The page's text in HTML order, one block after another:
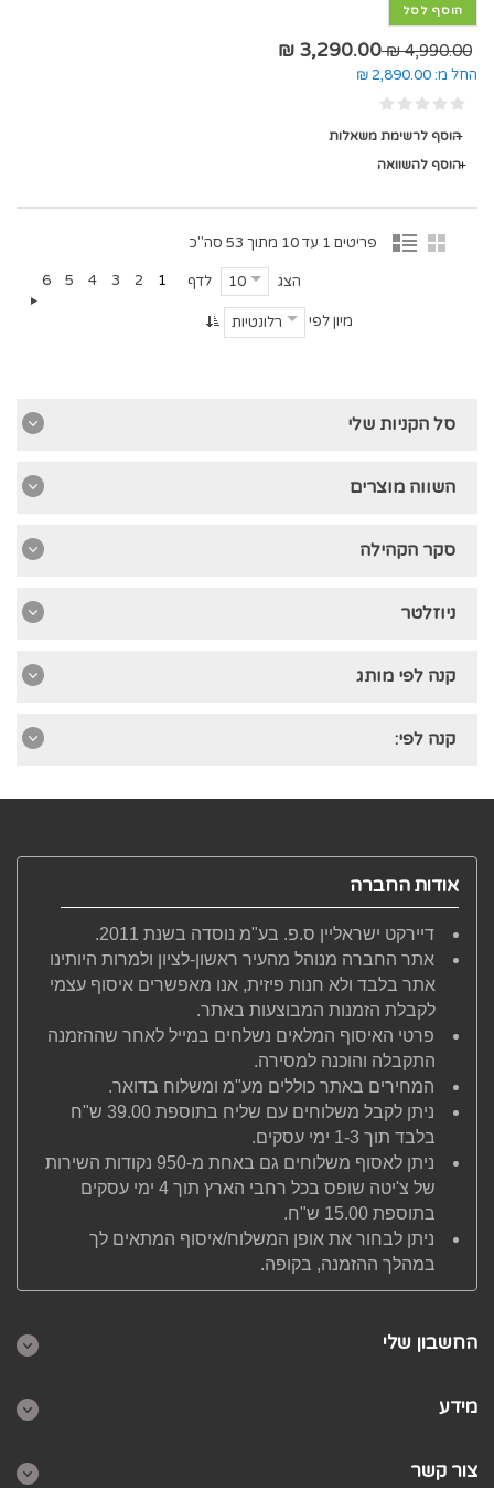
הוסף לסל
4,990.00 ₪
3,290.00 ₪
החל מ: 2,890.00 ₪
הוסף לרשימת משאלות
הוסף להשוואה
פריטים 1 עד 10 מתוך 53 סה"כ
1
2
3
4
5
6 הצג 10 לדף
מיון לפי רלונטיות
סל הקניות שלי
השווה מוצרים
סקר הקהילה
ניוזלטר
קנה לפי מותג
קנה לפי:
אודות החברה
דיירקט ישראליין ס.פ. בע"מ נוסדה בשנת 2011.
אתר החברה מנוהל מהעיר ראשון-לציון ולמרות היותינו
אתר בלבד ולא חנות פיזית, אנו מאפשרים איסוף עצמי
לקבלת הזמנות המבוצעות באתר.
פרטי האיסוף המלאים נשלחים במייל לאחר שההזמנה
התקבלה והוכנה למסירה.
המחירים באתר כוללים מע"מ ומשלוח בדואר.
ניתן לקבל משלוחים עם שליח בתוספת 39.00 ש"ח
בלבד תוך 1-3 ימי עסקים.
ניתן לאסוף משלוחים גם באחת מ-950 נקודות השירות
של צ'יטה שופס בכל רחבי הארץ תוך 4 ימי עסקים
בתוספת 15.00 ש"ח.
ניתן לבחור את אופן המשלוח/איסוף המתאים לך
במהלך ההזמנה, בקופה.
החשבון שלי
מידע
צור קשר